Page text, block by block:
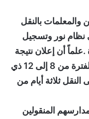
والمعلمات بالنقل
نظام نور وتسجيل
.علماً أن إعلان نتيجة
النقل الداخلي ستعلن خلال الفترة الفترة من 8 إلى 12 ذي
على النقل ثلاثة أيام من
المنقولين